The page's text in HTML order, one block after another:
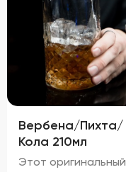
Вербена/Пихта/
Кола 210мл